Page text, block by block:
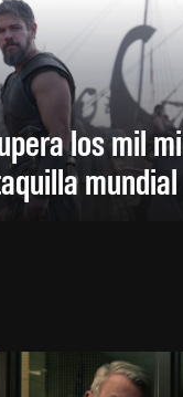
los mil
mundial